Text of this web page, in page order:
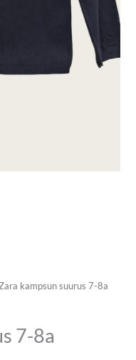
kampsun suurus 7-8a
7-8a